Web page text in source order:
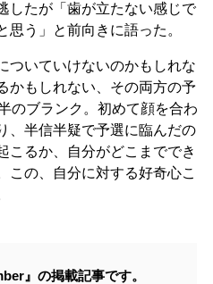
したが「歯が立たない感じで
う」と前向きに語った。
いていけないのかもしれな
かもしれない、その両方の予
のブランク。初めて顔を合わ
、半信半疑で予選に臨んだの
こるか、自分がどこまででき
この、自分に対する好奇心こ
』の掲載記事です。